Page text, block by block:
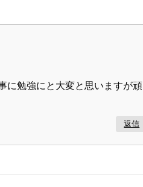
に勉強にと大変と思いますが頑
返信